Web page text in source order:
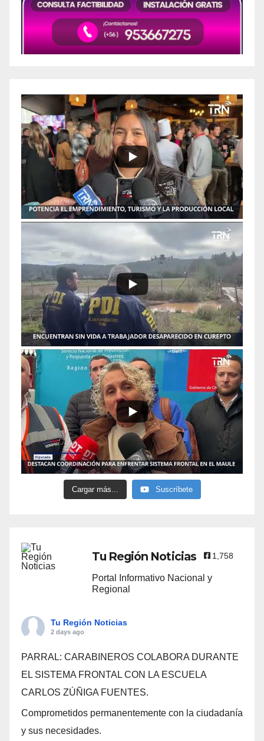
Cargar más... Suscríbete
Tu Región Noticias 1,758
Portal Informativo Nacional y
Regional
Tu Región Noticias
2 days ago
PARRAL: CARABINEROS COLABORA DURANTE
EL SISTEMA FRONTAL CON LA ESCUELA
CARLOS ZÚÑIGA FUENTES.
Comprometidos permanentemente con la ciudadanía
y sus necesidades.